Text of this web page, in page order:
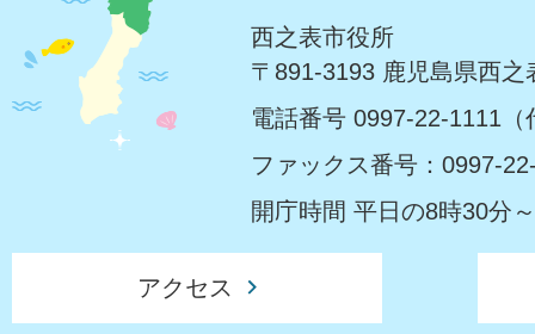
西之表市役所
〒891-3193 鹿児島県西
電話番号 0997-22-1111（
ファックス番号：0997-
開庁時間 平日の8時30分
アクセス